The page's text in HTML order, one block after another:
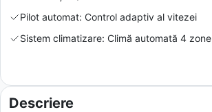
Pilot automat: Control adaptiv al vitezei
Sistem climatizare: Climă automată 4 zone
Descriere